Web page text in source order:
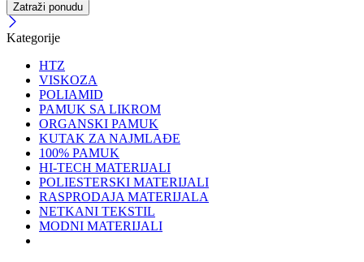
Zatraži ponudu
Kategorije
HTZ
VISKOZA
POLIAMID
PAMUK SA LIKROM
ORGANSKI PAMUK
KUTAK ZA NAJMLAĐE
100% PAMUK
HI-TECH MATERIJALI
POLIESTERSKI MATERIJALI
RASPRODAJA MATERIJALA
NETKANI TEKSTIL
MODNI MATERIJALI